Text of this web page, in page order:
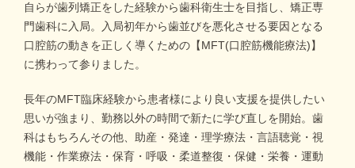
自らが歯列矯正をした経験から歯科衛生士を目指し、矯正専
門歯科に入局。入局初年から歯並びを悪化させる要因となる
口腔筋の動きを正しく導くための【MFT(口腔筋機能療法)】
に携わって参りました。
長年のMFT臨床経験から患者様により良い支援を提供したい
思いが強まり、勤務以外の時間で新たに学び直しを開始。歯
科はもちろんその他、助産・発達・理学療法・言語聴覚・視
機能・作業療法・保育・呼吸・柔道整復・保健・栄養・運動